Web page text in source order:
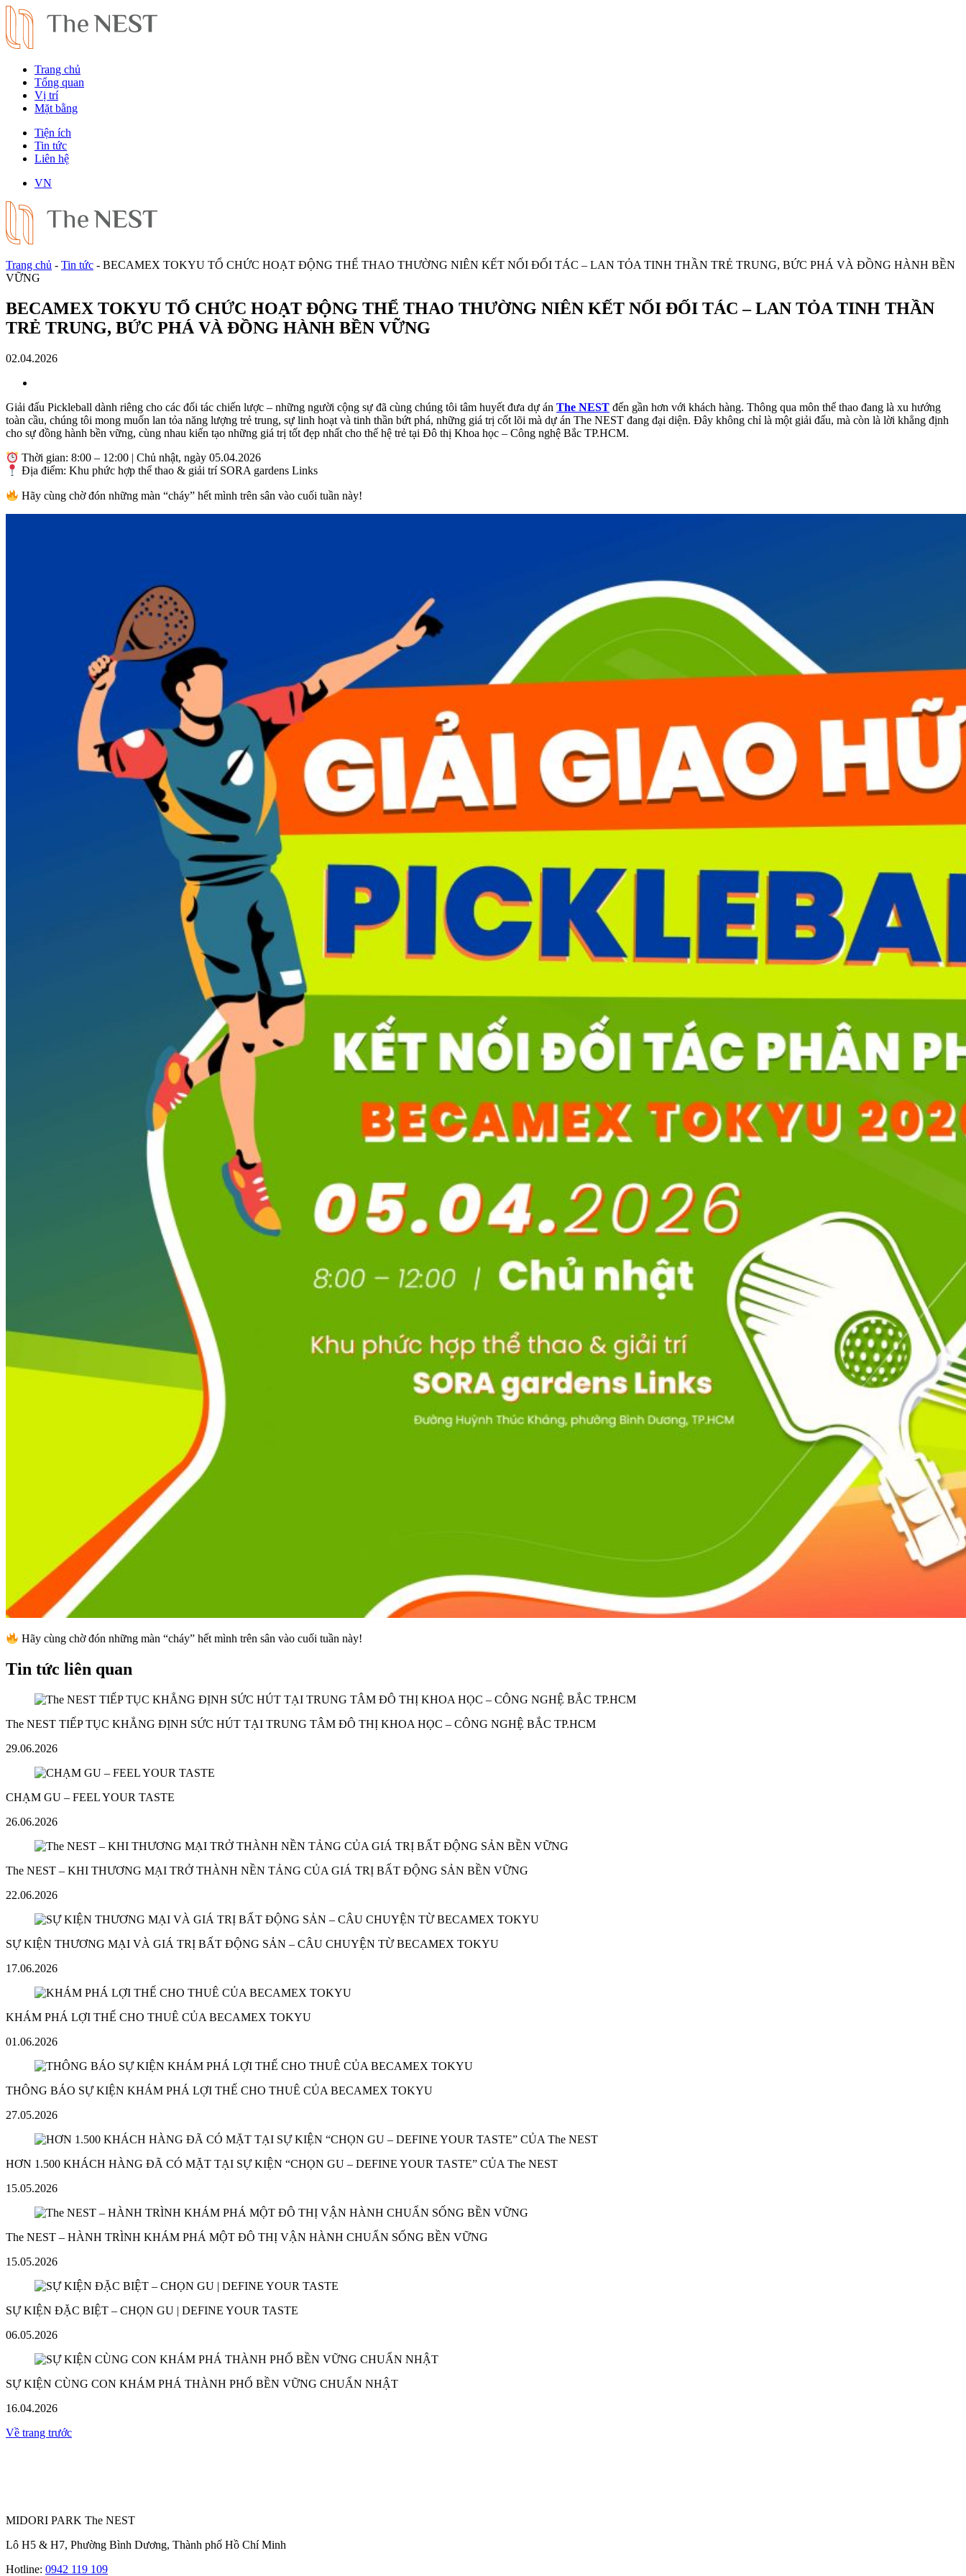
Trang chủ
Tổng quan
Vị trí
Mặt bằng
Tiện ích
Tin tức
Liên hệ
VN
Trang chủ - Tin tức - BECAMEX TOKYU TỔ CHỨC HOẠT ĐỘNG THỂ THAO THƯỜNG NIÊN KẾT NỐI ĐỐI TÁC – LAN TỎA TINH THẦN TRẺ TRUNG, BỨC PHÁ VÀ ĐỒNG HÀNH BỀN
VỮNG
BECAMEX TOKYU TỔ CHỨC HOẠT ĐỘNG THỂ THAO THƯỜNG NIÊN KẾT NỐI ĐỐI TÁC – LAN TỎA TINH THẦN
TRẺ TRUNG, BỨC PHÁ VÀ ĐỒNG HÀNH BỀN VỮNG
02.04.2026
Giải đấu Pickleball dành riêng cho các đối tác chiến lược – những người cộng sự đã cùng chúng tôi tâm huyết đưa dự án The NEST đến gần hơn với khách hàng. Thông qua môn thể thao đang là xu hướng
toàn cầu, chúng tôi mong muốn lan tỏa năng lượng trẻ trung, sự linh hoạt và tinh thần bứt phá, những giá trị cốt lõi mà dự án The NEST đang đại diện. Đây không chỉ là một giải đấu, mà còn là lời khẳng định
cho sự đồng hành bền vững, cùng nhau kiến tạo những giá trị tốt đẹp nhất cho thế hệ trẻ tại Đô thị Khoa học – Công nghệ Bắc TP.HCM.
Thời gian: 8:00 – 12:00 | Chủ nhật, ngày 05.04.2026
Địa điểm: Khu phức hợp thể thao & giải trí SORA gardens Links
Hãy cùng chờ đón những màn “cháy” hết mình trên sân vào cuối tuần này!
Hãy cùng chờ đón những màn “cháy” hết mình trên sân vào cuối tuần này!
Tin tức liên quan
The NEST TIẾP TỤC KHẲNG ĐỊNH SỨC HÚT TẠI TRUNG TÂM ĐÔ THỊ KHOA HỌC – CÔNG NGHỆ BẮC TP.HCM
29.06.2026
CHẠM GU – FEEL YOUR TASTE
26.06.2026
The NEST – KHI THƯƠNG MẠI TRỞ THÀNH NỀN TẢNG CỦA GIÁ TRỊ BẤT ĐỘNG SẢN BỀN VỮNG
22.06.2026
SỰ KIỆN THƯƠNG MẠI VÀ GIÁ TRỊ BẤT ĐỘNG SẢN – CÂU CHUYỆN TỪ BECAMEX TOKYU
17.06.2026
KHÁM PHÁ LỢI THẾ CHO THUÊ CỦA BECAMEX TOKYU
01.06.2026
THÔNG BÁO SỰ KIỆN KHÁM PHÁ LỢI THẾ CHO THUÊ CỦA BECAMEX TOKYU
27.05.2026
HƠN 1.500 KHÁCH HÀNG ĐÃ CÓ MẶT TẠI SỰ KIỆN “CHỌN GU – DEFINE YOUR TASTE” CỦA The NEST
15.05.2026
The NEST – HÀNH TRÌNH KHÁM PHÁ MỘT ĐÔ THỊ VẬN HÀNH CHUẨN SỐNG BỀN VỮNG
15.05.2026
SỰ KIỆN ĐẶC BIỆT – CHỌN GU | DEFINE YOUR TASTE
06.05.2026
SỰ KIỆN CÙNG CON KHÁM PHÁ THÀNH PHỐ BỀN VỮNG CHUẨN NHẬT
16.04.2026
Về trang trước
MIDORI PARK The NEST
Lô H5 & H7, Phường Bình Dương, Thành phố Hồ Chí Minh
Hotline: 0942 119 109